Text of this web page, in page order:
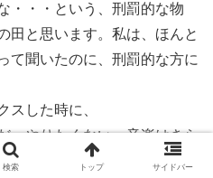
・・・という、刑罰的な物
田と思います。私は、ほんと
て聞いたのに、刑罰的な方に
した時に、
。やりたくない。音楽はきら
検索 トップ サイドバー